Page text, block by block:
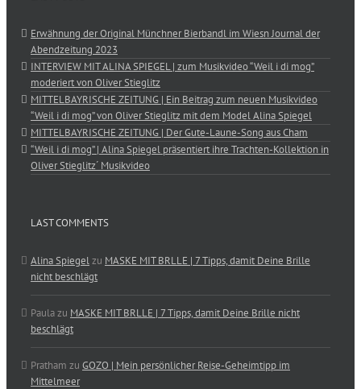
Erwähnung der Original Münchner Bierbandl im Wiesn Journal der
Abendzeitung 2023
INTERVIEW MIT ALINA SPIEGEL | zum Musikvideo “Weil i di mog”
moderiert von Oliver Stieglitz
MITTELBAYRISCHE ZEITUNG | Ein Beitrag zum neuen Musikvideo
“Weil i di mog” von Oliver Stieglitz mit dem Model Alina Spiegel
MITTELBAYRISCHE ZEITUNG | Der Gute-Laune-Song aus Cham
“Weil i di mog” | Alina Spiegel präsentiert ihre Trachten-Kollektion in
Oliver Stieglitz´ Musikvideo
LAST COMMENTS
Alina Spiegelzu MASKE MIT BRLLE | 7 Tipps, damit Deine Brille
nicht beschlägt
Paulazu MASKE MIT BRLLE | 7 Tipps, damit Deine Brille nicht
beschlägt
Pratham zu GOZO | Mein persönlicher Reise-Geheimtipp im
Mittelmeer